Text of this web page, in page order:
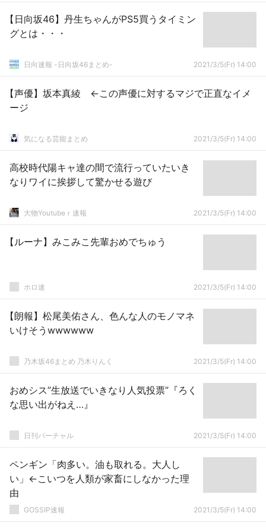
【日向坂46】丹生ちゃんがPS5買うタイミン
グとは・・・
日向速報 -日向坂46まとめ- 2021/3/5(Fr) 14:00
【声優】坂本真綾 ←この声優に対するマジで正直なイメ
ージ
気になる芸能まとめ 2021/3/5(Fr) 14:00
高校時代陽キャ達の間で流行っていたいき
なりワイに挨拶して驚かせる遊び
大物Youtubeｒ速報 2021/3/5(Fr) 14:00
【ルーナ】みこみこ先輩おめでちゅう
ホロ速 2021/3/5(Fr) 14:00
【朗報】松尾美佑さん、色んな人のモノマネ
いけそうwwwwww
乃木坂46まとめ 乃木りんく 2021/3/5(Fr) 14:00
おめシス”生放送でいきなり人気投票”『ろく
な思い出がねえ…』
日刊バーチャル 2021/3/5(Fr) 14:00
ペンギン「肉多い。油も取れる。大人し
い」←こいつを人類が家畜にしなかった理
由
GOSSIP速報 2021/3/5(Fr) 14:00